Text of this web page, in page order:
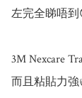
左完全睇唔到
3M Nexcare
而且粘貼力強